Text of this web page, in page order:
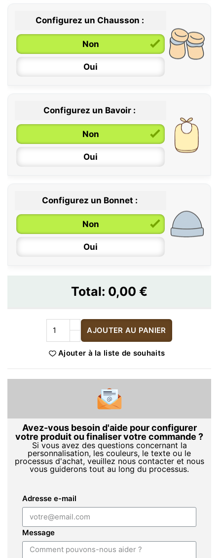
0 / 6 mois
6 / 12 mois
12 / 18 mois
Configurez un Chausson :
Non
Oui
Configurez un Bavoir :
Non
Oui
Configurez un Bonnet :
Non
Oui
Total: 0,00 €
AJOUTER AU PANIER
Ajouter à la liste de souhaits
Avez-vous besoin d'aide pour configurer
votre produit ou finaliser votre commande ?
Si vous avez des questions concernant la
personnalisation, les couleurs, le texte ou le
processus d'achat, veuillez nous contacter et nous
vous guiderons tout au long du processus.
Adresse e-mail
Message